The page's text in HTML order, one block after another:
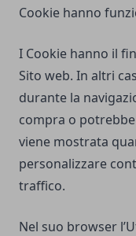
Cookie hanno
I Cookie hanno il
Sito web. In altri
durante la
compra o
viene mostrata
personalizzare
traffico.
Nel suo browser